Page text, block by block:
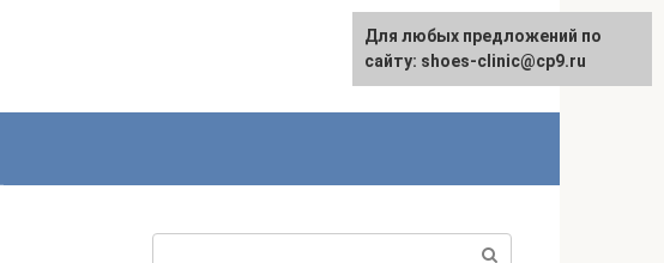
Для любых предложений по
сайту: shoes-clinic@cp9.ru